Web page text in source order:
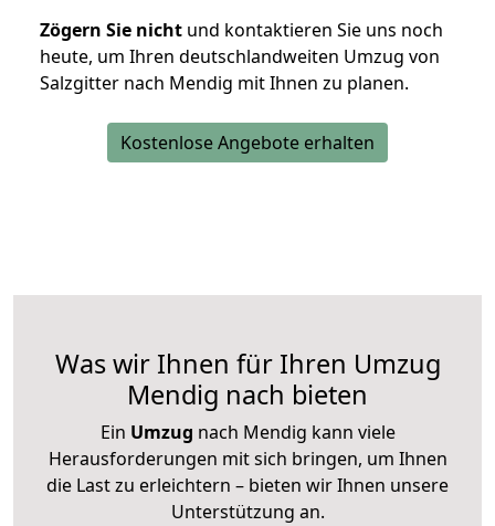
Zögern Sie nicht und kontaktieren Sie uns noch
heute, um Ihren deutschlandweiten Umzug von
Salzgitter nach Mendig mit Ihnen zu planen.
Kostenlose Angebote erhalten
Was wir Ihnen für Ihren Umzug
Mendig nach bieten
Ein Umzug nach Mendig kann viele
Herausforderungen mit sich bringen, um Ihnen
die Last zu erleichtern – bieten wir Ihnen unsere
Unterstützung an.